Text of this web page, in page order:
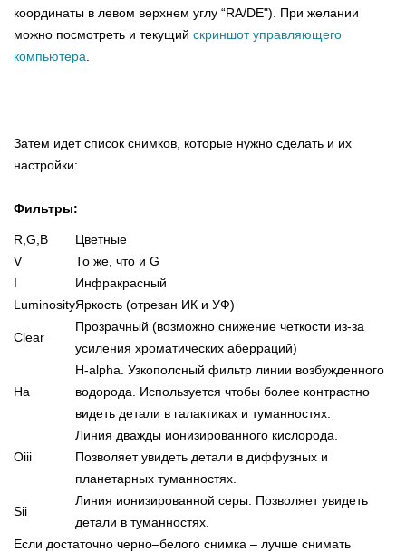
координаты в левом верхнем углу “RA/DE"). При желании
можно посмотреть и текущий скриншот управляющего
компьютера
Затем идет список снимков, которые нужно сделать и их
настройки:
Фильтры:
R,G,B
Цветные
V
То же, что и G
I
Инфракрасный
LuminosityЯркость (отрезан ИК и УФ)
Clear
Прозрачный (возможно снижение четкости из-за
усиления хроматических аберраций)
Ha
H-alpha. Узкополсный фильтр линии возбужденного
водорода. Используется чтобы более контрастно
видеть детали в галактиках и туманностях.
Oiii
Линия дважды ионизированного кислорода.
Позволяет увидеть детали в диффузных и
планетарных туманностях.
Sii
Линия ионизированной серы. Позволяет увидеть
детали в туманностях.
Если достаточно черно–белого снимка – лучше снимать